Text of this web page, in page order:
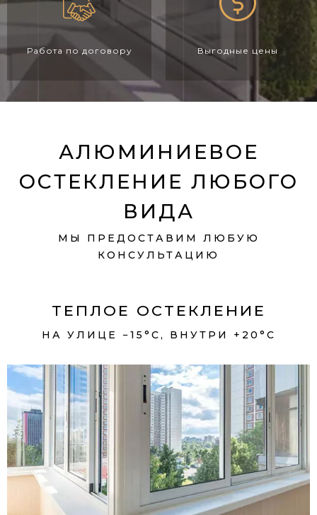
Работа по договору Выгодные цены
АЛЮМИНИЕВОЕ
ОСТЕКЛЕНИЕ ЛЮБОГО
ВИДА
МЫ ПРЕДОСТАВИМ ЛЮБУЮ
КОНСУЛЬТАЦИЮ
ТЕПЛОЕ ОСТЕКЛЕНИЕ
НА УЛИЦЕ −15°С, ВНУТРИ +20°С